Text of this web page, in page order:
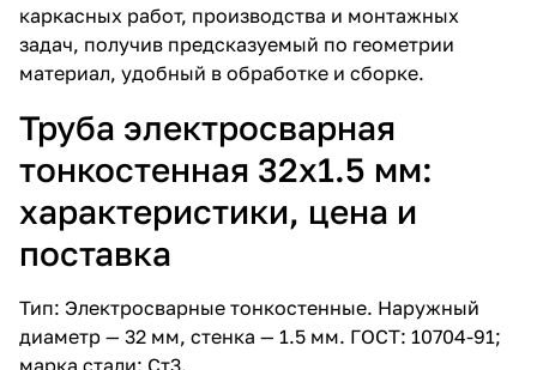
каркасных работ, производства и монтажных
задач, получив предсказуемый по геометрии
материал, удобный в обработке и сборке.
Труба электросварная
тонкостенная 32х1.5 мм:
характеристики, цена и
поставка
Тип: Электросварные тонкостенные. Наружный
диаметр — 32 мм, стенка — 1.5 мм. ГОСТ: 10704-91;
марка стали: Ст3.